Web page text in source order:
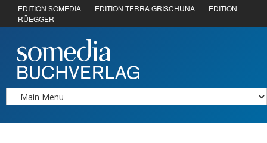
EDITION SOMEDIA EDITION TERRA GRISCHUNA
EDITION
RÜEGGER